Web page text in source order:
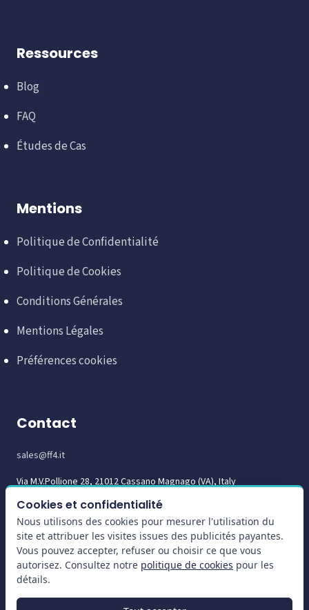
Ressources
Blog
FAQ
Études de Cas
Mentions
Politique de Confidentialité
Politique de Cookies
Conditions Générales
Mentions Légales
Préférences cookies
Contact
sales@ff4.it
Via M.V.Pollione 28, 21012 Cassano Magnago (VA), Italy
Cookies et confidentialité
Nous utilisons des cookies pour mesurer l'utilisation du
site et attribuer les visites issues des publicités payantes.
Vous pouvez accepter, refuser ou choisir ce que vous
autorisez. Consultez notre politique de cookies pour les
détails.